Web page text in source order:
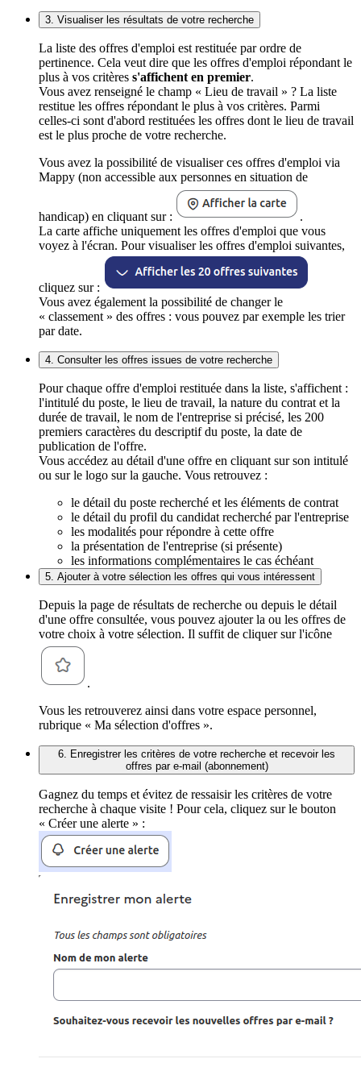
3. Visualiser les résultats de votre recherche
La liste des offres d'emploi est restituée par ordre de
pertinence. Cela veut dire que les offres d'emploi répondant le
plus à vos critères s'affichent en premier.
Vous avez renseigné le champ « Lieu de travail » ? La liste
restitue les offres répondant le plus à vos critères. Parmi
celles-ci sont d'abord restituées les offres dont le lieu de travail
est le plus proche de votre recherche.
Vous avez la possibilité de visualiser ces offres d'emploi via
Mappy (non accessible aux personnes en situation de
handicap) en cliquant sur :
.
La carte affiche uniquement les offres d'emploi que vous
voyez à l'écran. Pour visualiser les offres d'emploi suivantes,
cliquez sur :
Vous avez également la possibilité de changer le
« classement » des offres : vous pouvez par exemple les trier
par date.
4. Consulter les offres issues de votre recherche
Pour chaque offre d'emploi restituée dans la liste, s'affichent :
l'intitulé du poste, le lieu de travail, la nature du contrat et la
durée de travail, le nom de l'entreprise si précisé, les 200
premiers caractères du descriptif du poste, la date de
publication de l'offre.
Vous accédez au détail d'une offre en cliquant sur son intitulé
ou sur le logo sur la gauche. Vous retrouvez :
le détail du poste recherché et les éléments de contrat
le détail du profil du candidat recherché par l'entreprise
les modalités pour répondre à cette offre
la présentation de l'entreprise (si présente)
les informations complémentaires le cas échéant
5. Ajouter à votre sélection les offres qui vous intéressent
Depuis la page de résultats de recherche ou depuis le détail
d'une offre consultée, vous pouvez ajouter la ou les offres de
votre choix à votre sélection. Il suffit de cliquer sur l'icône
.
Vous les retrouverez ainsi dans votre espace personnel,
rubrique « Ma sélection d'offres ».
6. Enregistrer les critères de votre recherche et recevoir les
offres par e-mail (abonnement)
Gagnez du temps et évitez de ressaisir les critères de votre
recherche à chaque visite ! Pour cela, cliquez sur le bouton
« Créer une alerte » :